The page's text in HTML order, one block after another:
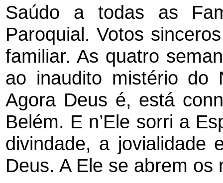
Saúdo a todas as
Paroquial. Votos
familiar. As quatro
ao inaudito mistério do
Agora Deus é, está
Belém. E n’Ele sorri a
divindade, a jovialidade
Deus. A Ele se abrem os